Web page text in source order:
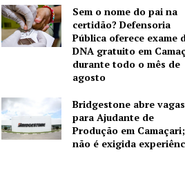
Sem o nome do pai na
certidão? Defensoria
Pública oferece exame
DNA gratuito em
durante todo o mês de
agosto
Bridgestone abre vagas
para Ajudante de
Produção em Camaçari;
não é exigida